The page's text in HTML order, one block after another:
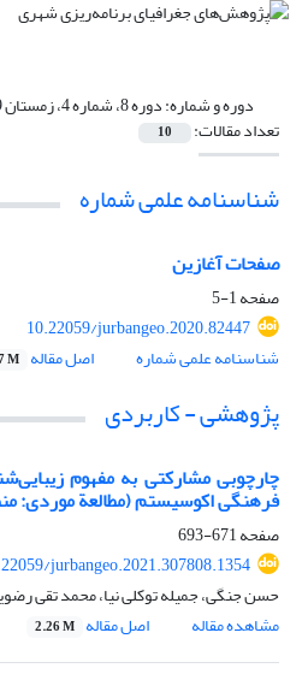
دوره و شماره:دوره 8، شماره 4، زمستان 1399، صفحه 671-905
تعداد مقالات: 10
شناسنامه علمی شماره
صفحات آغازین
صفحه1-5
10.22059/jurbangeo.2020.82447
شناسنامه علمی شماره
اصل مقاله M
پژوهشی - کاربردی
چارچوبی مشارکتی به مفهوم
فرهنگی اکوسیستم (مطالعة موردی: منطقه 22
صفحه671-693
jurbangeo.2021.307808.1354
حسن جنگی، جمیله توکلی نیا، محمد تقی
مشاهده مقاله
اصل مقاله 2.26 M